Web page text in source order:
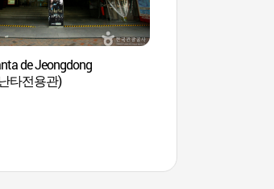
de Jeongdong
타전용관)